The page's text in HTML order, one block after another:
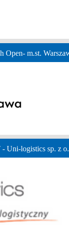
Open- m.st.
- Uni-logistics sp. z